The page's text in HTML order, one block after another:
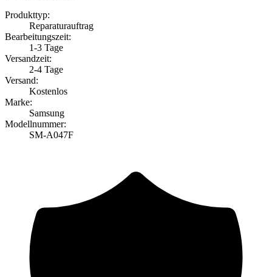
Produkttyp:
Reparaturauftrag
Bearbeitungszeit:
1-3 Tage
Versandzeit:
2-4 Tage
Versand:
Kostenlos
Marke:
Samsung
Modellnummer:
SM-A047F